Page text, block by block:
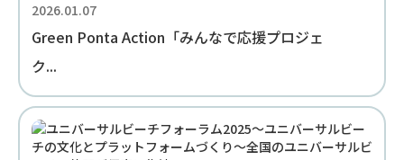
2026.01.07
Green Ponta Action「みんなで応援プロジェ
ク...